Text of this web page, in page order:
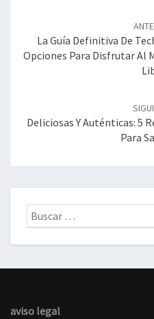
entradas
La Guía Definitiva De
Opciones Para Disfrutar Al
Deliciosas Y Auténticas: 5
Para
Buscar:
aviso legal